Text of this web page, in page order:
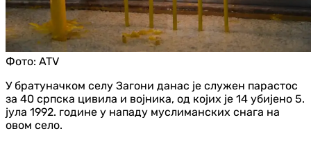
Фото: ATV
У братуначком селу Загони данас је служен парастос
за 40 српска цивила и војника, од којих је 14 убијено 5.
јула 1992. године у нападу муслиманских снага на
овом село.